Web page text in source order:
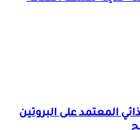
المعتمد على البروتين